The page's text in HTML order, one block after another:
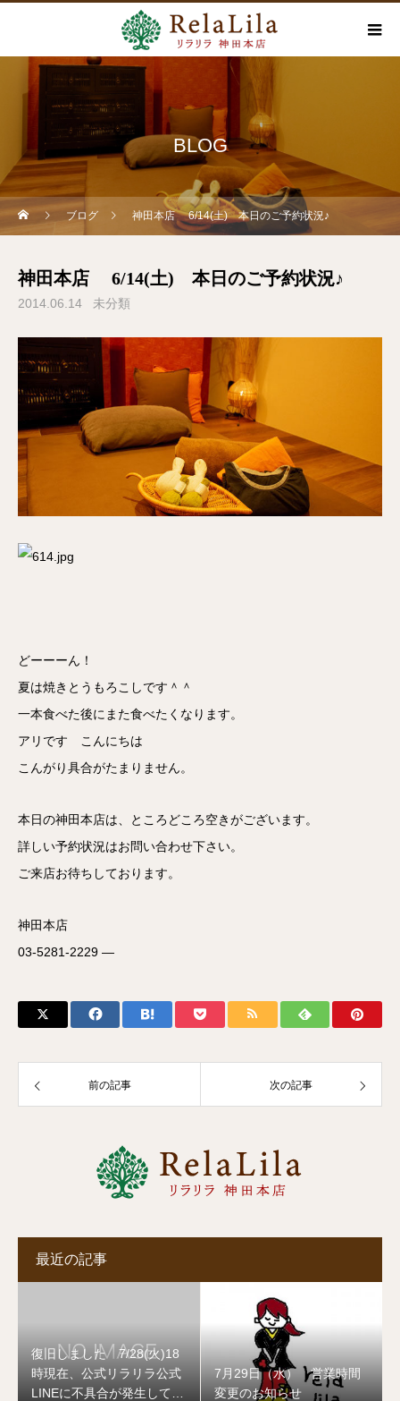
BLOG
ブログ 神田本店 6/14(土) 本日のご予約状況♪
神田本店 6/14(土) 本日のご予約状況♪
2014.06.14 未分類
どーーーん！
夏は焼きとうもろこしです＾＾
一本食べた後にまた食べたくなります。
アリです こんにちは
こんがり具合がたまりません。
本日の神田本店は、ところどころ空きがございます。
詳しい予約状況はお問い合わせ下さい。
ご来店お待ちしております。
神田本店
03-5281-2229 —
前の記事 次の記事
最近の記事
復旧しました 7/28(火)18
時現在、公式リラリラ公式
LINEに不具合が発生してお
7月29日（水） 営業時間
変更のお知らせ